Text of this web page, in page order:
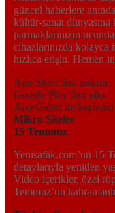
güncel haberlere
kültür-sanat
parmaklarınızın
cihazlarınızda
hızlıca erişin. Hemen
App Store’dan indirin
Google Play’dan alın
App Galeri ile keşfedin
Mikro Siteler
15 Temmuz
Yenisafak.com’un 15
detaylarıyla yeniden
Video içerikler, özel
Temmuz’un